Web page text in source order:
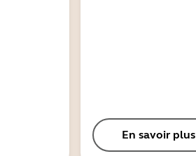
En savoir plus